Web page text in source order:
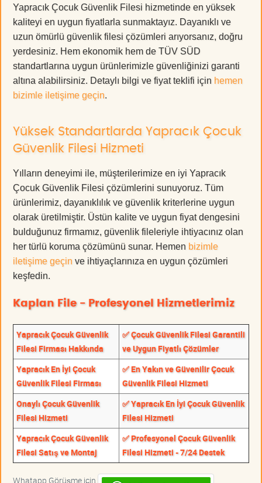
Yapracık Çocuk Güvenlik Filesi hizmetinde en yüksek
kaliteyi en uygun fiyatlarla sunmaktayız. Dayanıklı ve
uzun ömürlü güvenlik filesi çözümleri arıyorsanız, doğru
yerdesiniz. Hem ekonomik hem de TÜV SÜD
standartlarına uygun ürünlerimizle güvenliğinizi garanti
altına alabilirsiniz. Detaylı bilgi ve fiyat teklifi için hemen
bizimle iletişime geçin.
Yüksek Standartlarda Yapracık Çocuk
Güvenlik Filesi Hizmeti
Yılların deneyimi ile, müşterilerimize en iyi Yapracık
Çocuk Güvenlik Filesi çözümlerini sunuyoruz. Tüm
ürünlerimiz, dayanıklılık ve güvenlik kriterlerine uygun
olarak üretilmiştir. Üstün kalite ve uygun fiyat dengesini
bulduğunuz firmamız, güvenlik fileleriyle ihtiyacınız olan
her türlü koruma çözümünü sunar. Hemen bizimle
iletişime geçin ve ihtiyaçlarınıza en uygun çözümleri
keşfedin.
Kaplan File - Profesyonel Hizmetlerimiz
Yapracık Çocuk Güvenlik
Filesi Firması Hakkında
✅ Çocuk Güvenlik Filesi Garantili
ve Uygun Fiyatlı Çözümler
Yapracık En İyi Çocuk
Güvenlik Filesi Firması
✅ En Yakın ve Güvenilir Çocuk
Güvenlik Filesi Hizmeti
Onaylı Çocuk Güvenlik
Filesi Hizmeti
✅ Yapracık En İyi Çocuk Güvenlik
Filesi Hizmeti
Yapracık Çocuk Güvenlik
Filesi Satış ve Montaj
✅ Profesyonel Çocuk Güvenlik
Filesi Hizmeti - 7/24 Destek
Whatapp Görüşme için